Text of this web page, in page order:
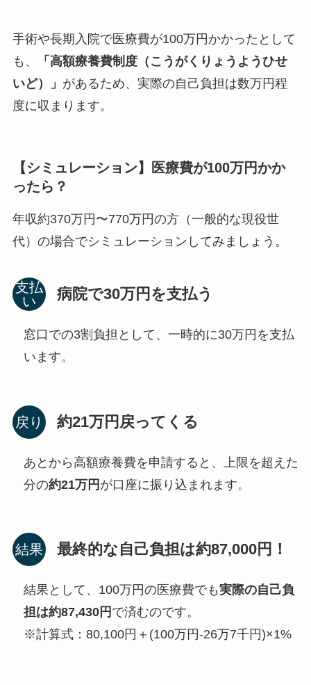
手術や長期入院で医療費が100万円かかったとして
も、
「高額療養費制度（こうがくりょうようひせ
いど）」 があるため、実際の自己負担は数万円程
度に収まります。
【シミュレーション】医療費が100万円かか
ったら？
年収約370万円〜770万円の方（一般的な現役世
代）の場合でシミュレーションしてみましょう。
病院で30万円を支払う
窓口での3割負担として、一時的に30万円を支払
います。
約21万円戻ってくる
あとから高額療養費を申請すると、上限を超えた
分の約21万円 が口座に振り込まれます。
最終的な自己負担は約87,000円！
結果として、100万円の医療費でも実際の自己負
担は約87,430円 で済むのです。
※計算式：80,100円＋(100万円-26万7千円)×1%